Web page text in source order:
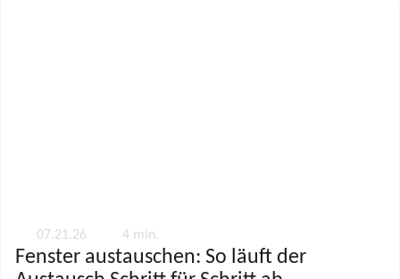
07.21.26 4 min.
Fenster austauschen: So läuft der